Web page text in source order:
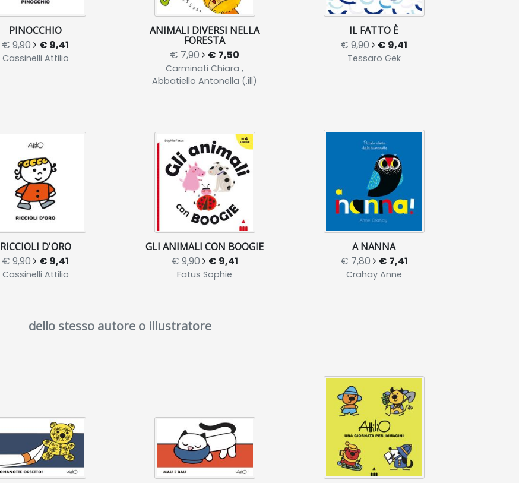
PINOCCHIO
€ 9,90 € 9,41
Cassinelli Attilio
ANIMALI DIVERSI NELLA
FORESTA
€ 7,90 € 7,50
Carminati Chiara ,
Abbatiello Antonella (.ill)
IL FATTO È
€ 9,90 € 9,41
Tessaro Gek
RICCIOLI D'ORO
€ 9,90 € 9,41
Cassinelli Attilio
GLI ANIMALI CON BOOGIE
€ 9,90 € 9,41
Fatus Sophie
A NANNA
€ 7,80 € 7,41
Crahay Anne
dello stesso autore o illustratore